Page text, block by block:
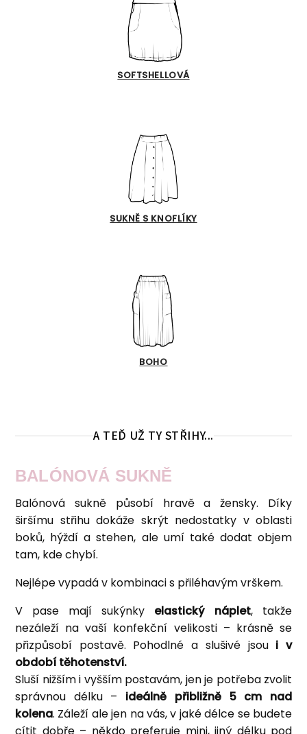
SOFTSHELLOVÁ
SUKNĚ S KNOFLÍKY
BOHO
A TEĎ UŽ TY STŘIHY...
BALÓNOVÁ SUKNĚ
Balónová sukně působí hravě a žensky. Díky
širšímu střihu dokáže skrýt nedostatky v oblasti
boků, hýždí a stehen, ale umí také dodat objem
tam, kde chybí.
Nejlépe vypadá v kombinaci s přiléhavým vrškem.
V pase mají sukýnky elastický náplet, takže
nezáleží na vaší konfekční velikosti – krásně se
přizpůsobí postavě. Pohodlné a slušivé jsou i v
období těhotenství.
Sluší nižším i vyšším postavám, jen je potřeba zvolit
správnou délku – ideálně přibližně 5 cm nad
kolena. Záleží ale jen na vás, v jaké délce se budete
cítit dobře – někdo preferuje mini, jiný délku pod